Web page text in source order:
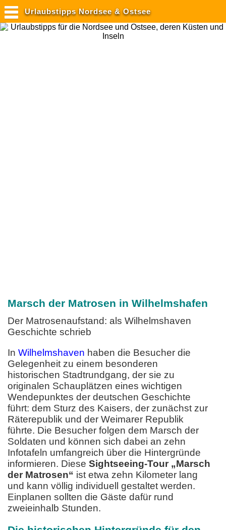
Urlaubstipps Nordsee & Ostsee
Marsch der Matrosen in Wilhelmshafen
Der Matrosenaufstand: als Wilhelmshaven
Geschichte schrieb
In Wilhelmshaven haben die Besucher die
Gelegenheit zu einem besonderen
historischen Stadtrundgang, der sie zu
originalen Schauplätzen eines wichtigen
Wendepunktes der deutschen Geschichte
führt: dem Sturz des Kaisers, der zunächst zur
Räterepublik und der Weimarer Republik
führte. Die Besucher folgen dem Marsch der
Soldaten und können sich dabei an zehn
Infotafeln umfangreich über die Hintergründe
informieren. Diese Sightseeing-Tour „Marsch
der Matrosen“ ist etwa zehn Kilometer lang
und kann völlig individuell gestaltet werden.
Einplanen sollten die Gäste dafür rund
zweieinhalb Stunden.